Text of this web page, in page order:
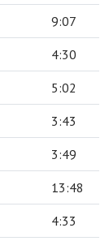
9:07
4:30
5:02
3:43
3:49
13:48
4:33